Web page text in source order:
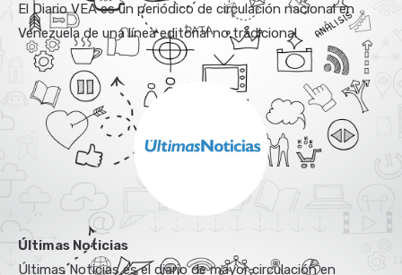
El Diario VEA es un periódico de circulación nacional en
Venezuela de una línea editorial no tradicional
Últimas Noticias
Últimas Noticias es el diario de mayor circulación en